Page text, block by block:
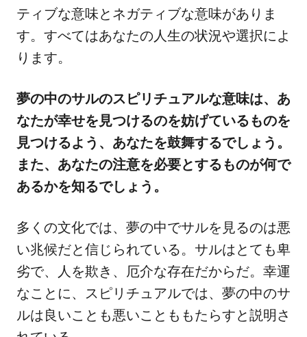
ティブな意味とネガティブな意味がありま
す。すべてはあなたの人生の状況や選択によ
ります。
夢の中のサルのスピリチュアルな意味は、あ
なたが幸せを見つけるのを妨げているものを
見つけるよう、あなたを鼓舞するでしょう。
また、あなたの注意を必要とするものが何で
あるかを知るでしょう。
多くの文化では、夢の中でサルを見るのは悪
い兆候だと信じられている。サルはとても卑
劣で、人を欺き、厄介な存在だからだ。幸運
なことに、スピリチュアルでは、夢の中のサ
ルは良いことも悪いことももたらすと説明さ